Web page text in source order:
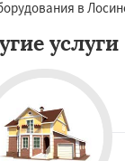
в
услуги